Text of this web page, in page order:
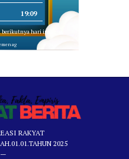
19:09
hari ini.
RAKYAT
2025